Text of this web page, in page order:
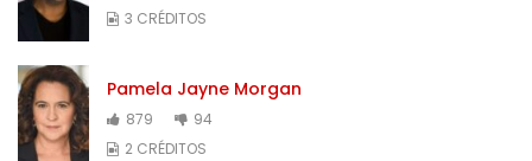
3 CRÉDITOS
Pamela Jayne Morgan
879
94
2 CRÉDITOS